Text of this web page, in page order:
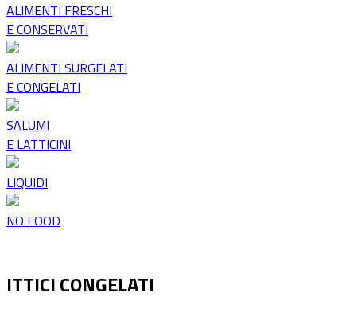
ALIMENTI FRESCHI
E CONSERVATI
ALIMENTI SURGELATI
E CONGELATI
SALUMI
E LATTICINI
LIQUIDI
NO FOOD
ITTICI CONGELATI